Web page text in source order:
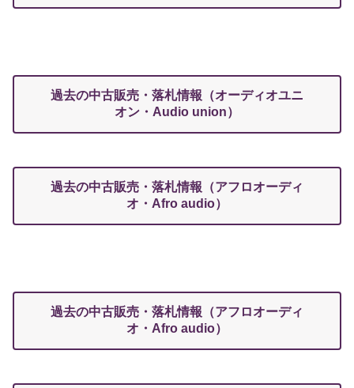
過去の中古販売・落札情報（オーディオユニ
オン・Audio union）
過去の中古販売・落札情報（アフロオーディ
オ・Afro audio）
過去の中古販売・落札情報（アフロオーディ
オ・Afro audio）